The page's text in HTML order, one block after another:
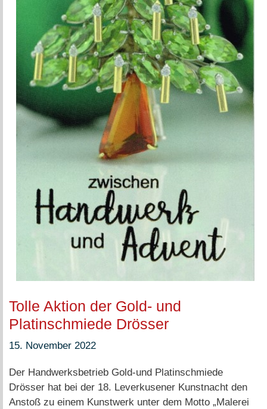
Tolle Aktion der Gold- und
Platinschmiede Drösser
15. November 2022
Der Handwerksbetrieb Gold-und Platinschmiede
Drösser hat bei der 18. Leverkusener Kunstnacht den
Anstoß zu einem Kunstwerk unter dem Motto „Malerei